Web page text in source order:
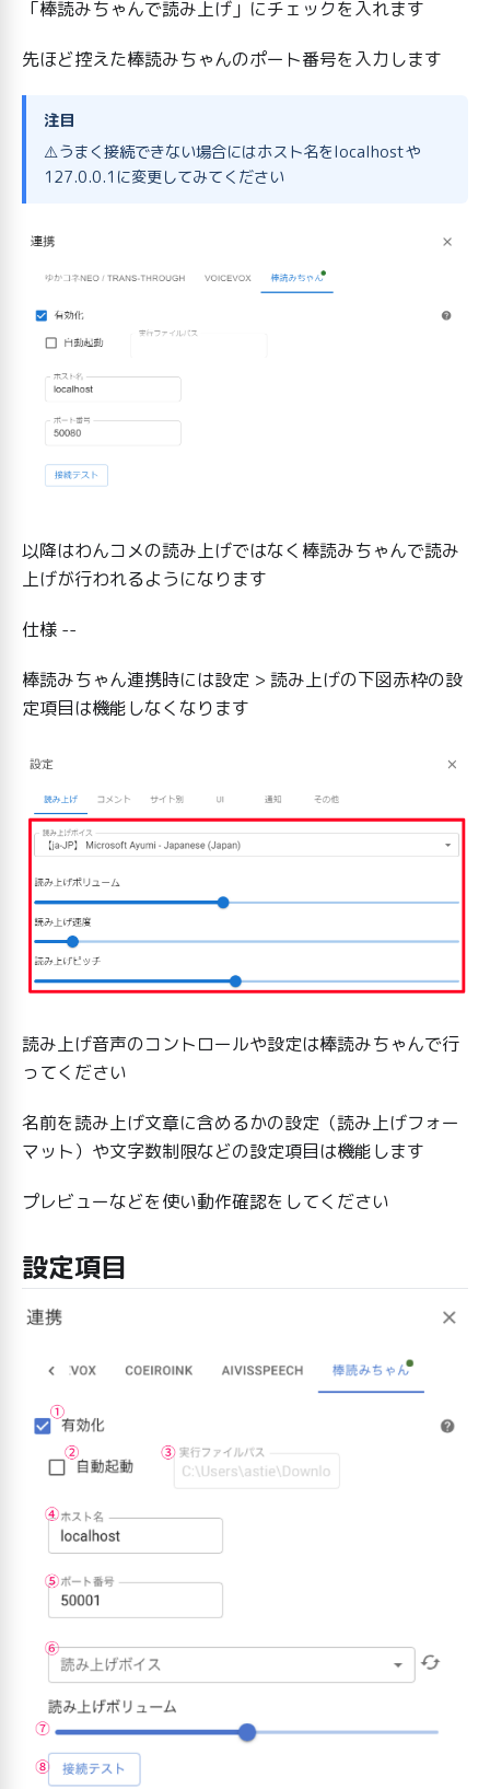
「棒読みちゃんで読み上げ」にチェックを入れます
先ほど控えた棒読みちゃんのポート番号を入力します
注目
⚠️うまく接続できない場合にはホスト名をlocalhostや
127.0.0.1に変更してみてください
以降はわんコメの読み上げではなく棒読みちゃんで読み
上げが行われるようになります
仕様 --
棒読みちゃん連携時には設定 > 読み上げの下図赤枠の設
定項目は機能しなくなります
読み上げ音声のコントロールや設定は棒読みちゃんで行
ってください
名前を読み上げ文章に含めるかの設定（読み上げフォー
マット）や文字数制限などの設定項目は機能します
プレビューなどを使い動作確認をしてください
設定項目